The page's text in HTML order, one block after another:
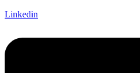
Linkedin